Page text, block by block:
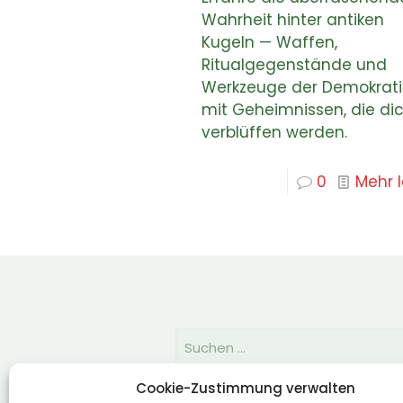
Cookie-Zustimmung verwalten
Wahrheit hinter antiken
Kugeln — Waffen,
Ritualgegenstände und
Werkzeuge der
mit Geheimnissen, die
verblüffen werden.
0 Mehr